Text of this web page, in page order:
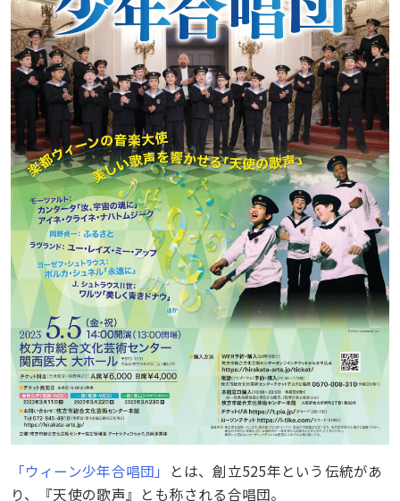
「ウィーン少年合唱団」
とは、創立525年という伝統があ
り、『天使の歌声』とも称される合唱団。